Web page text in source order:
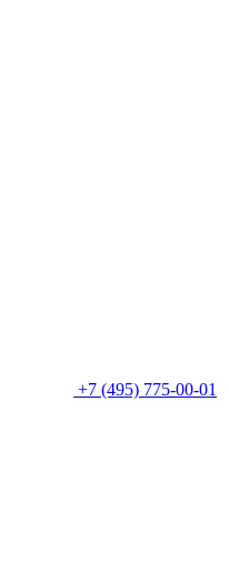
+7 (495) 775-00-01